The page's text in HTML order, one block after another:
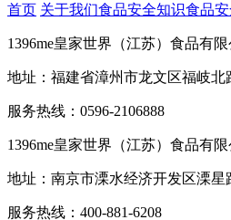
首页 关于我们食品安全知识食品
1396me皇家世界（江苏）食品有限
地址：福建省漳州市龙文区福岐北
服务热线：0596-2106888
1396me皇家世界（江苏）食品有限
地址：南京市溧水经济开发区溧星
服务热线：400-881-6208